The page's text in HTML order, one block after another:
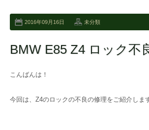
2016年09月16日 未分類
BMW E85 Z4 ロック不
こんばんは！
今回は、Z4のロックの不良の修理をご紹介しま